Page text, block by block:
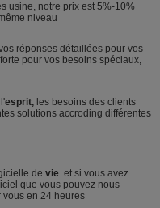
usine, notre prix est 5%-10%
niveau
réponses détaillées pour vos
pour vos besoins spéciaux,
l'esprit, les besoins des clients
solutions accroding différentes
de vie. et si vous avez
que vous pouvez nous
vous en 24 heures